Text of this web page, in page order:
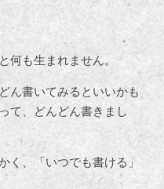
何も生まれません。
ん書いてみるといいかも
て、どんどん書きまし
く、「いつでも書ける」